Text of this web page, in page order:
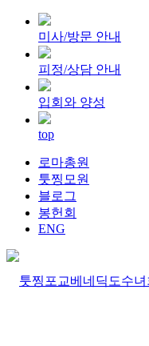
미사/방문 안내
피정/상담 안내
입회와 양성
top
로마총원
툿찡모원
블로그
봉헌회
ENG